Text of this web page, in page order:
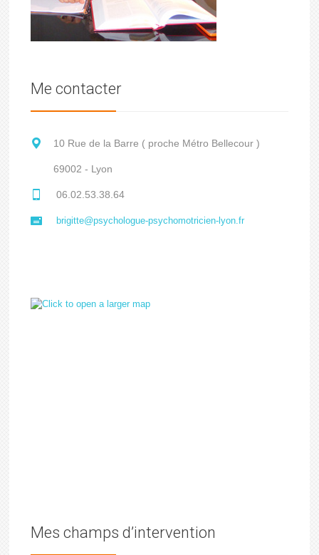
Me contacter
10 Rue de la Barre ( proche Métro Bellecour )
69002 - Lyon
06.02.53.38.64
brigitte@psychologue-psychomotricien-lyon.fr
Mes champs d’intervention